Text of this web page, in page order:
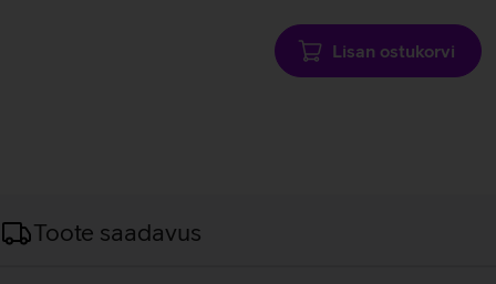
laadimine
Lisan ostukorvi
Toote saadavus